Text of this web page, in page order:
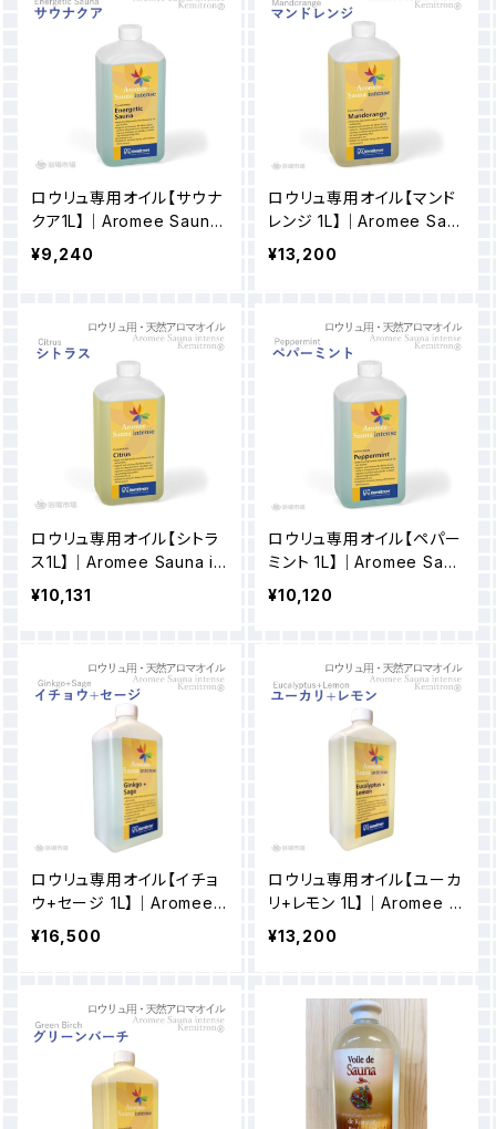
ロウリュ専用オイル【サウナ
クア1L】｜Aromee Sauna
intense
¥9,240
ロウリュ専用オイル【マンド
レンジ 1L】｜Aromee Sau
na intense
¥13,200
ロウリュ専用オイル【シトラ
ス1L】｜Aromee Sauna in
tense
¥10,131
ロウリュ専用オイル【ペパー
ミント 1L】｜Aromee Saun
a intense
¥10,120
ロウリュ専用オイル【イチョ
ウ+セージ 1L】｜Aromee
Sauna intense
¥16,500
ロウリュ専用オイル【ユーカ
リ+レモン 1L】｜Aromee S
auna intense
¥13,200